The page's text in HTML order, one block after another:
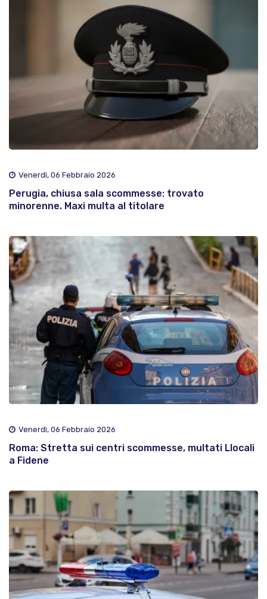
Venerdì, 06 Febbraio 2026
Perugia, chiusa sala scommesse: trovato
minorenne. Maxi multa al titolare
Venerdì, 06 Febbraio 2026
Roma: Stretta sui centri scommesse, multati Llocali
a Fidene